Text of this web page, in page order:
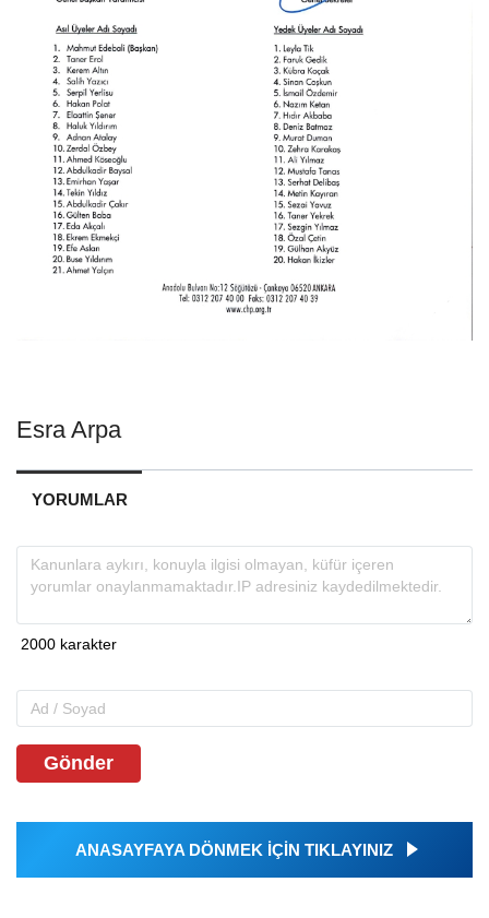
Esra Arpa
YORUMLAR
Gönder
ANASAYFAYA DÖNMEK İÇİN TIKLAYINIZ